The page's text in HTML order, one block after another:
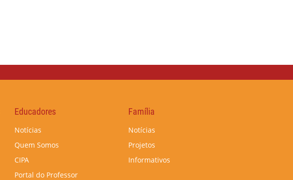
Educadores
Notícias
Quem Somos
CIPA
Portal do Professor
Família
Notícias
Projetos
Informativos